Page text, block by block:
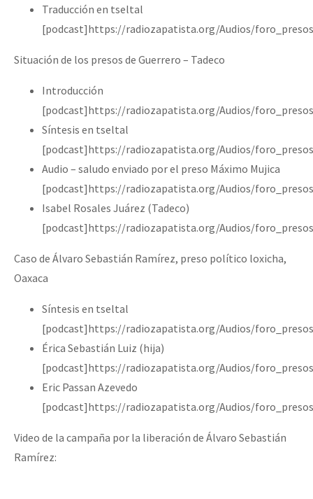
Traducción en tseltal
[podcast]https://radiozapatista.org/Audios/
Situación de los presos de Guerrero – Tadeco
Introducción
[podcast]https://radiozapatista.org/Audios/
Síntesis en tseltal
[podcast]https://radiozapatista.org/Audios/
Audio – saludo enviado por el preso Máximo Mujica
[podcast]https://radiozapatista.org/Audios/
Isabel Rosales Juárez (Tadeco)
[podcast]https://radiozapatista.org/Audios/
Caso de Álvaro Sebastián Ramírez, preso político loxicha,
Oaxaca
Síntesis en tseltal
[podcast]https://radiozapatista.org/Audios/
Érica Sebastián Luiz (hija)
[podcast]https://radiozapatista.org/Audios/
Eric Passan Azevedo
[podcast]https://radiozapatista.org/Audios/
Video de la campaña por la liberación de Álvaro Sebastián
Ramírez: